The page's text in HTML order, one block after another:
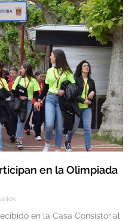
en la Olimpiada
en la Casa Consistorial